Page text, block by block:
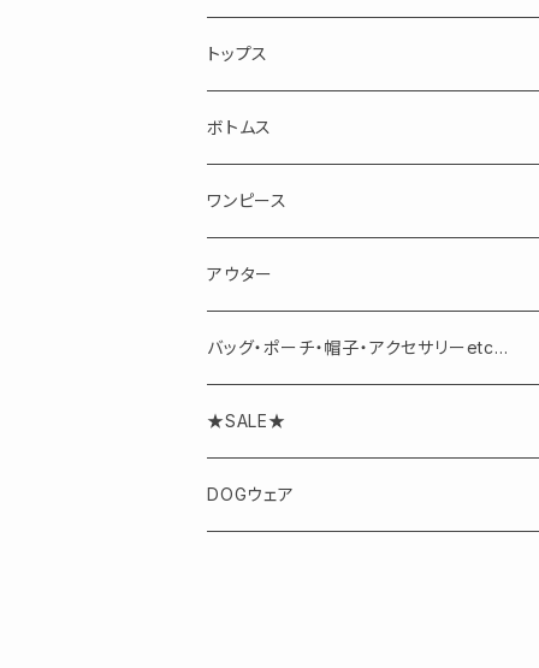
トップス
長袖
半袖・ノースリーブ
ボトムス
スカート
パンツ
ワンピース
アウター
バッグ・ポーチ・帽子・アクセサリーetc...
アクセサリー
★SALE★
DOGウェア